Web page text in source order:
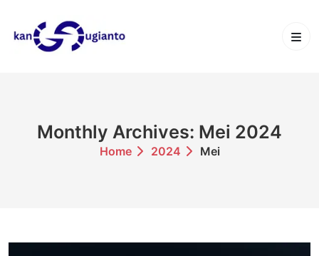
content
Monthly Archives: Mei 2024
Home 2024 Mei